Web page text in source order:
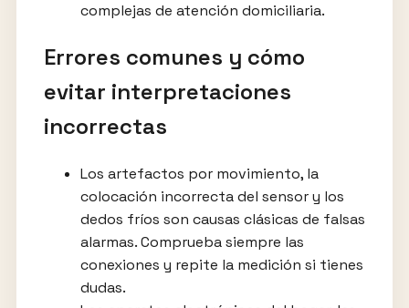
complejas de atención domiciliaria.
Errores comunes y cómo
evitar interpretaciones
incorrectas
Los artefactos por movimiento, la
colocación incorrecta del sensor y los
dedos fríos son causas clásicas de falsas
alarmas. Comprueba siempre las
conexiones y repite la medición si tienes
dudas.